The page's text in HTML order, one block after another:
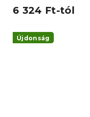
6 324 Ft-tól
Újdonság